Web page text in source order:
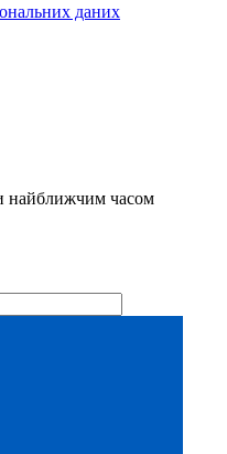
даних
найближчим часом